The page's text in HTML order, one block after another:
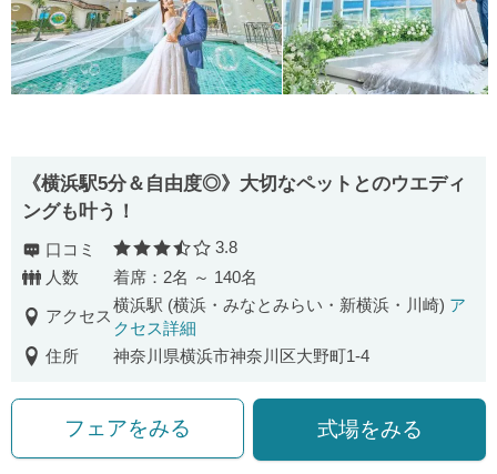
《横浜駅5分＆自由度◎》大切なペットとのウエディ
ングも叶う！
口コミ 口コミ評価
3.8
人数
着席：2名 ～ 140名
アクセス
横浜駅 (横浜・みなとみらい・新横浜・川崎) ア
クセス詳細
住所
神奈川県横浜市神奈川区大野町1-4
フェアをみる 式場をみる